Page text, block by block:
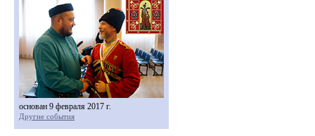
основан 9 февраля 2017 г.
Другие события